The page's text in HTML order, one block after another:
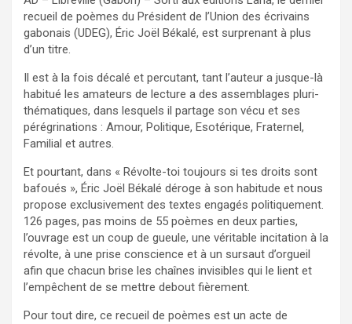
recueil de poèmes du Président de l’Union des écrivains
gabonais (UDEG), Éric Joël Békalé, est surprenant à plus
d’un titre.
Il est à la fois décalé et percutant, tant l’auteur a jusque-là
habitué les amateurs de lecture a des assemblages pluri-
thématiques, dans lesquels il partage son vécu et ses
pérégrinations : Amour, Politique, Esotérique, Fraternel,
Familial et autres.
Et pourtant, dans « Révolte-toi toujours si tes droits sont
bafoués », Éric Joël Békalé déroge à son habitude et nous
propose exclusivement des textes engagés politiquement.
126 pages, pas moins de 55 poèmes en deux parties,
l’ouvrage est un coup de gueule, une véritable incitation à la
révolte, à une prise conscience et à un sursaut d’orgueil
afin que chacun brise les chaînes invisibles qui le lient et
l’empêchent de se mettre debout fièrement.
Pour tout dire, ce recueil de poèmes est un acte de